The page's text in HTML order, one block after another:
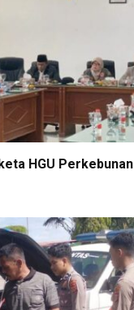
HGU Perkebunan